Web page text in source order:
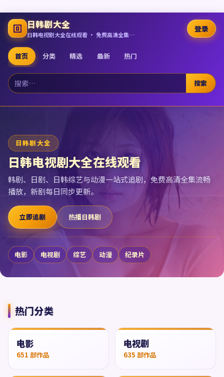
日韩剧大全
日韩电视剧大全在线观看 · 免费高清全集追剧
首页 分类 精选 最新 热门
搜索
登录
日韩剧大全
日韩电视剧大全在线观看
韩剧、日剧、日韩综艺与动漫一站式追剧，免费高清全集流畅
播放，新剧每日同步更新。
立即追剧 热播日韩剧
电影 电视剧 综艺 动漫 纪录片
热门分类
电影
651 部作品
电视剧
635 部作品